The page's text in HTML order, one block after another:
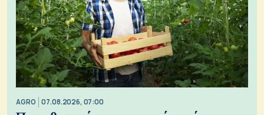
AGRO 07.08.2026, 07:00